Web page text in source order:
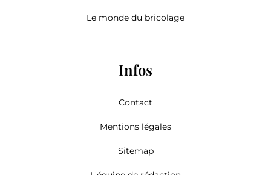
Le monde du bricolage
Infos
Contact
Mentions légales
Sitemap